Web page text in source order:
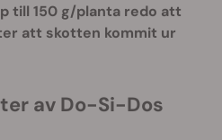
till 150 g/planta redo att
att skotten kommit ur